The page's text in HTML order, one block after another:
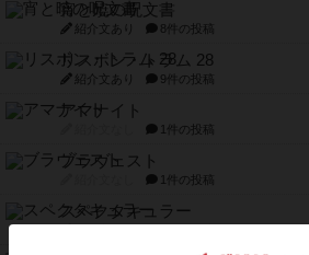
宵と暁の呪文書
紹介文あり 8件の投稿
リスボン・トラム 28
紹介文あり 9件の投稿
アマナイト
1件の投稿
ブラヴェスト
1件の投稿
スペクタキュラー